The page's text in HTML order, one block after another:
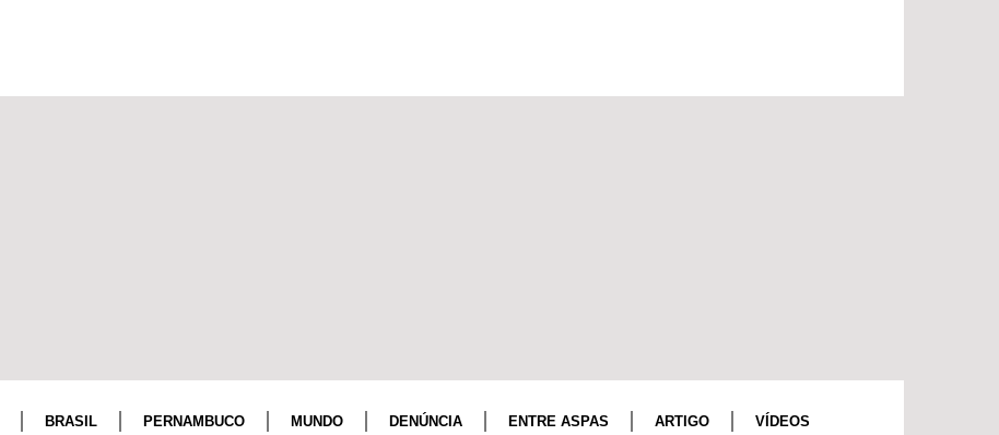
BRASIL PERNAMBUCO MUNDO DENÚNCIA ENTRE ASPAS ARTIGO VÍDEOS